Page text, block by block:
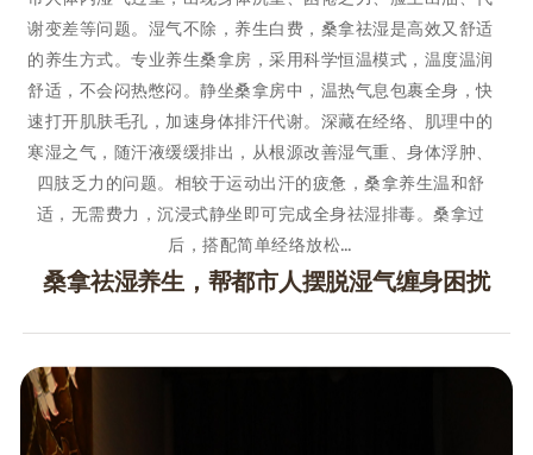
谢变差等问题。湿气不除，养生白费，桑拿祛湿是高效又舒适
的养生方式。专业养生桑拿房，采用科学恒温模式，温度温润
舒适，不会闷热憋闷。静坐桑拿房中，温热气息包裹全身，快
速打开肌肤毛孔，加速身体排汗代谢。深藏在经络、肌理中的
寒湿之气，随汗液缓缓排出，从根源改善湿气重、身体浮肿、
四肢乏力的问题。相较于运动出汗的疲惫，桑拿养生温和舒
适，无需费力，沉浸式静坐即可完成全身祛湿排毒。桑拿过
后，搭配简单经络放松…
桑拿祛湿养生，帮都市人摆脱湿气缠身困扰